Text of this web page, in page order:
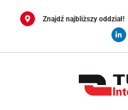
Znajdź najbliższy oddział!